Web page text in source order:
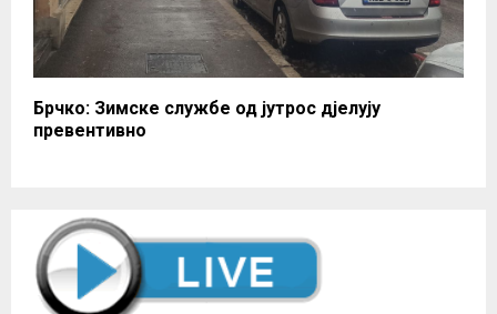
Брчко: Зимске службе од јутрос дјелују
превентивно